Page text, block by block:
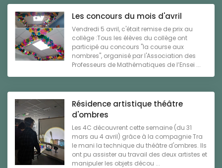
Les concours du mois d'avril
Vendredi 5 avril, c'était remise de prix au
collège :Tous les élèves du collège ont
participé au concours "la course aux
nombres", organisé par l'Association des
Professeurs de Mathématiques de l’Ensei ...
Résidence artistique théâtre
d'ombres
Les 4C découvrent cette semaine (du 31
mars au 4 avril) grâce à la compagnie Tra
le mani la technique du théâtre d'ombres. Ils
ont pu assister au travail des deux artistes et
manipuler les objets décou ...